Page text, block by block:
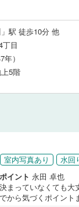
駅 徒歩10分 他
丁目
）
5階
室内写真あり
水回
イント 永田 卓也
まっていなくても
から気づくポイン
町
レス
10)
(7)
)
(18)
し（3）
品質・工法関連
始発駅 （2 ）